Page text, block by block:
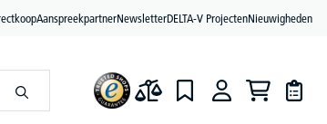
AanspreekpartnerNewsletterDELTA-V ProjectenNieuwigheden